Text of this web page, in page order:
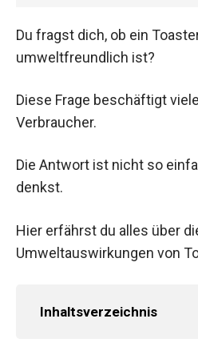
Du fragst dich, ob ein
umweltfreundlich ist?
Diese Frage beschäftigt
Verbraucher.
Die Antwort ist nicht so
denkst.
Hier erfährst du alles über
Umweltauswirkungen von
Inhaltsverzeichnis